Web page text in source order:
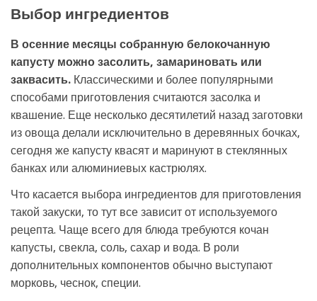
Выбор ингредиентов
В осенние месяцы собранную белокочанную
капусту можно засолить, замариновать или
заквасить. Классическими и более популярными
способами приготовления считаются засолка и
квашение. Еще несколько десятилетий назад заготовки
из овоща делали исключительно в деревянных бочках,
сегодня же капусту квасят и маринуют в стеклянных
банках или алюминиевых кастрюлях.
Что касается выбора ингредиентов для приготовления
такой закуски, то тут все зависит от используемого
рецепта. Чаще всего для блюда требуются кочан
капусты, свекла, соль, сахар и вода. В роли
дополнительных компонентов обычно выступают
морковь, чеснок, специи.